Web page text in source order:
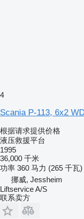
4
Scania P-113, 6x2
根据请求提供价格
液压救援平台
1995
36,000 千米
功率 360 马力 (265 千瓦)
挪威, Jessheim
Liftservice A/S
联系卖方